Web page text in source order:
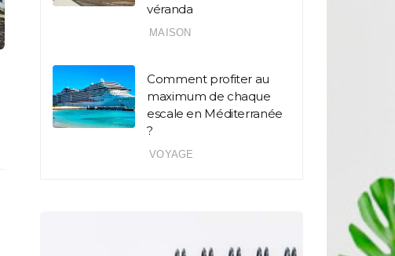
véranda
MAISON
Comment profiter au
maximum de chaque
escale en Méditerranée
?
VOYAGE